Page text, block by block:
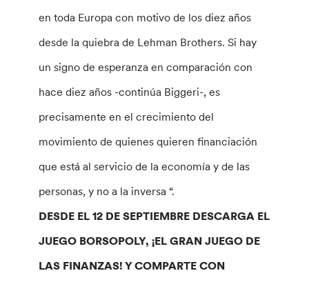
en toda Europa con motivo de los diez años
desde la quiebra de Lehman Brothers. Si hay
un signo de esperanza en comparación con
hace diez años -continúa Biggeri-, es
precisamente en el crecimiento del
movimiento de quienes quieren financiación
que está al servicio de la economía y de las
personas, y no a la inversa “.
DESDE EL 12 DE SEPTIEMBRE DESCARGA EL
JUEGO BORSOPOLY, ¡EL GRAN JUEGO DE
LAS FINANZAS! Y COMPARTE CON